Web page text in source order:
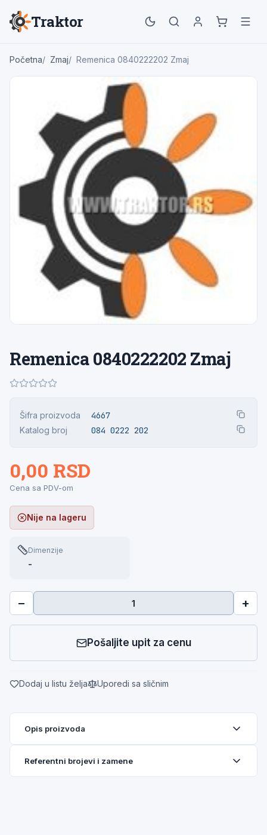
Traktor
Početna Zmaj Remenica 0840222202 Zmaj
Remenica 0840222202 Zmaj
Šifra proizvoda 4667
Katalog broj 084 0222 202
0,00 RSD
Cena sa PDV-om
Nije na lageru
Dimenzije
-
− +
Pošaljite upit za cenu
Dodaj u listu želja Uporedi sa sličnim
Opis proizvoda
Referentni brojevi i zamene